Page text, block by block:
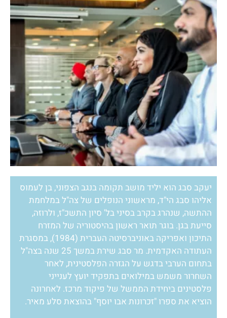
יעקב סבג הוא יליד מושב תקומה בנגב הצפוני, בן לעמוס
אליהו סבג הי"ד, מראשוני הנופלים של צה"ל במלחמת
ההתשה, שנהרג בקרב בסיני בל' סיון התשכ"ז, ולרוזה,
סייעת בגן. בוגר תואר ראשון בהיסטוריה של המזרח
התיכון ואפריקה באוניברסיטה העברית (1984), במסגרת
העתודה האקדמית. מר סבג שירת במשך 25 שנה בצה"ל
בתחום הערבי בדגש על הגזרה הפלסטינית, לאחר
השחרור משמש במילואים בתפקיד יועץ לענייני
פלסטינים ביחידת הממשל של פיקוד מרכז. לאחרונה
הוציא את ספרו "זכרונות אבו יוסף" בהוצאת סלע מאיר.